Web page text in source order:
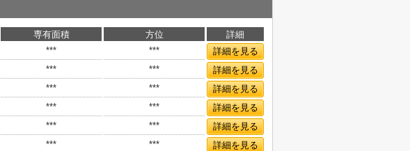
専有面積 方位
詳細
*** ***
詳細を見る
*** ***
詳細を見る
*** ***
詳細を見る
*** ***
詳細を見る
*** ***
詳細を見る
*** ***
詳細を見る